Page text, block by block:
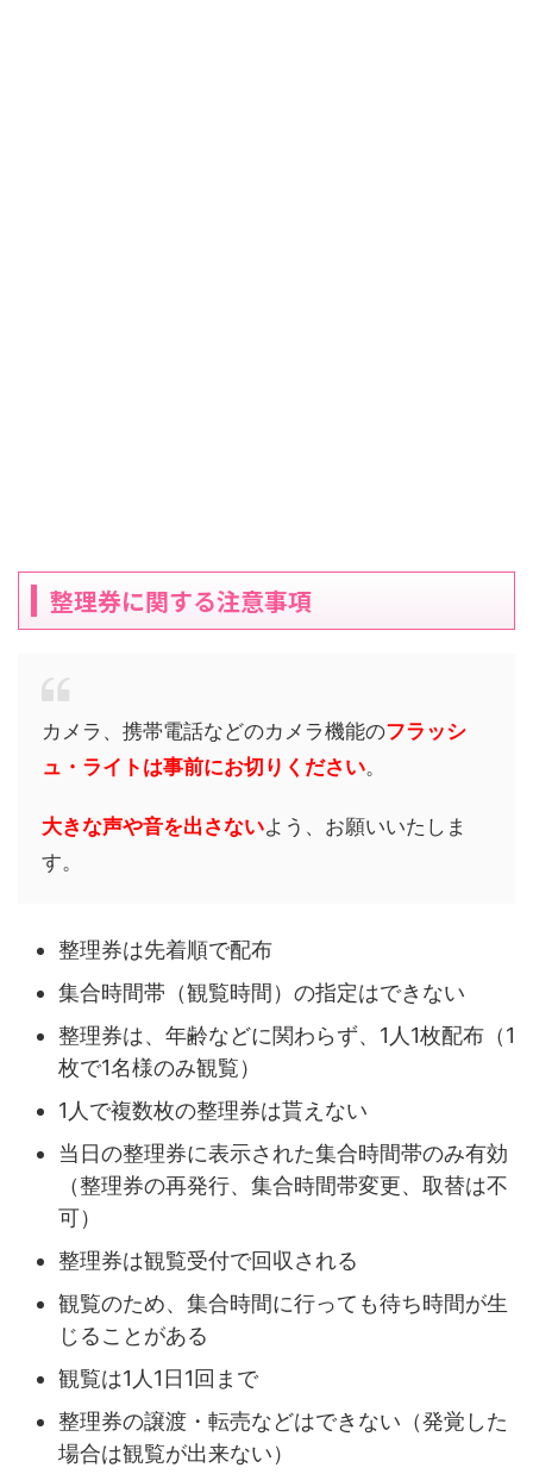
整理券に関する注意事項
カメラ、携帯電話などのカメラ機能のフラッシ
ュ・ライトは事前にお切りください。
大きな声や音を出さないよう、お願いいたしま
す。
整理券は先着順で配布
集合時間帯（観覧時間）の指定はできない
整理券は、年齢などに関わらず、1人1枚配布（1
枚で1名様のみ観覧）
1人で複数枚の整理券は貰えない
当日の整理券に表示された集合時間帯のみ有効
（整理券の再発行、集合時間帯変更、取替は不
可）
整理券は観覧受付で回収される
観覧のため、集合時間に行っても待ち時間が生
じることがある
観覧は1人1日1回まで
整理券の譲渡・転売などはできない（発覚した
場合は観覧が出来ない）